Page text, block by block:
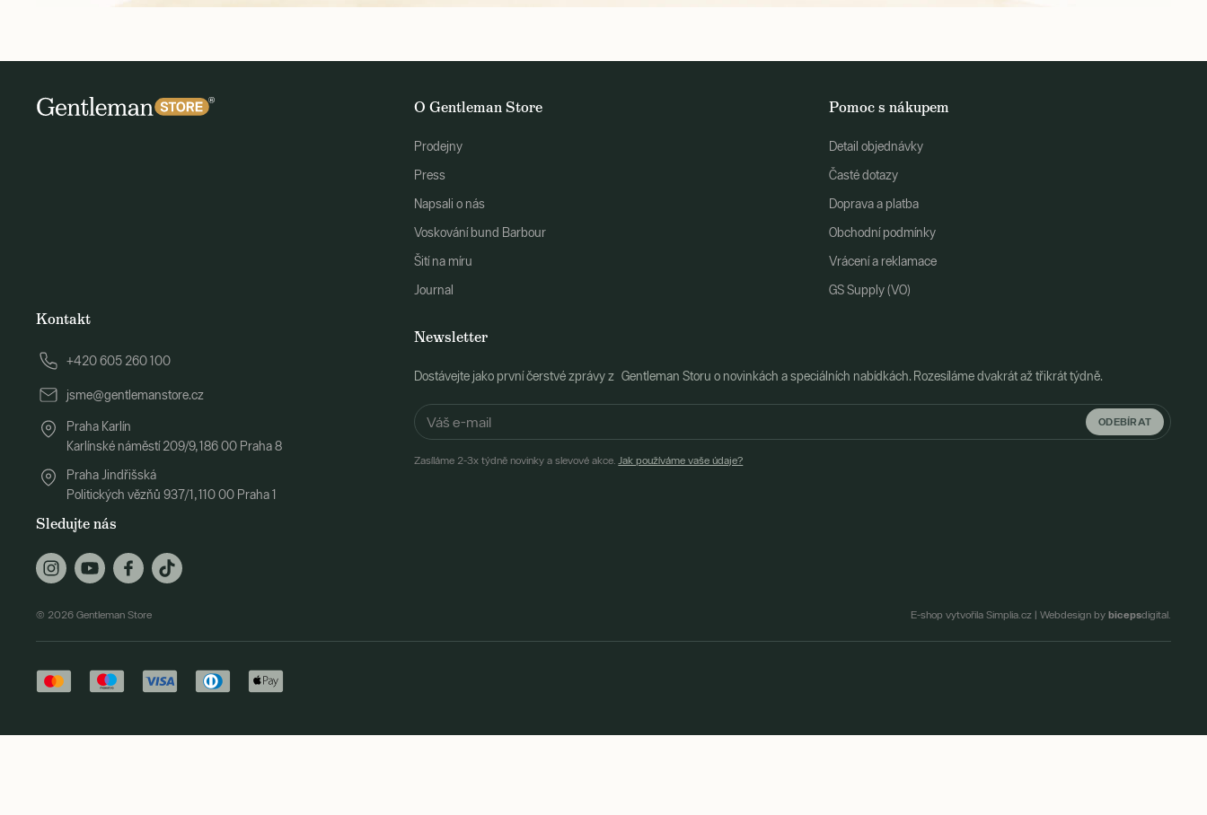
O Gentleman Store
Prodejny
Press
Napsali o nás
Voskování bund Barbour
Šití na míru
Journal
Pomoc s nákupem
Detail objednávky
Časté dotazy
Doprava a platba
Obchodní podmínky
Vrácení a reklamace
GS Supply (VO)
Newsletter
Dostávejte jako první čerstvé zprávy z Gentleman Storu o novinkách a speciálních nabídkách. Rozesíláme dvakrát až třikrát týdně.
ODEBÍRAT
Zasíláme 2-3x týdně novinky a slevové akce.Jak používáme vaše údaje?
Kontakt
+420 605 260 100
jsme@gentlemanstore.cz
Praha Karlín
Karlínské náměstí 209/9, 186 00 Praha 8
Praha Jindřišská
Politických vězňů 937/1, 110 00 Praha 1
Sledujte nás
© 2026 Gentleman Store E-shop vytvořila Simplia.cz | Webdesign by bicepsdigital.